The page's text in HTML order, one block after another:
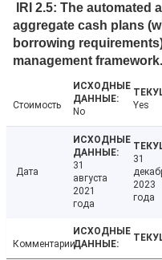
IRI 2.5: The
aggregate cash plans
borrowing
management framework.
Стоимость
No
Yes
Дата
31
августа
2021
года
31
2023
года
Комментарии